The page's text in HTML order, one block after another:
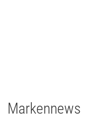
Markennews